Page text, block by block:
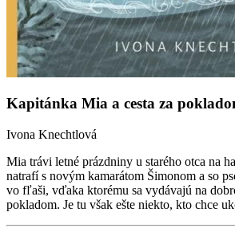
Kapitánka Mia a cesta za
Ivona Knechtlová
Mia trávi letné prázdniny u starého otca na
natrafí s novým kamarátom Šimonom a so
vo fľaši, vďaka ktorému sa vydávajú na
pokladom. Je tu však ešte niekto, kto chce